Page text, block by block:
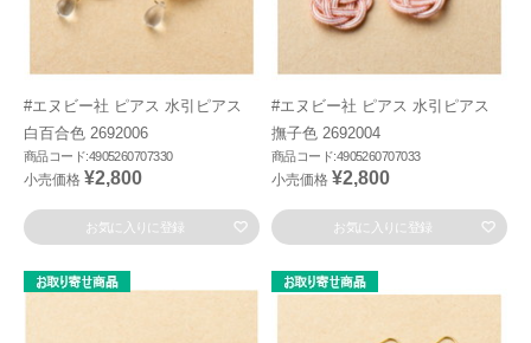
#エヌビー社 ピアス 水引ピアス
白百合色 2692006
商品コード:4905260707330
小売価格 ¥2,800
お気に入りに登録
#エヌビー社 ピアス 水引ピアス
撫子色 2692004
商品コード:4905260707033
小売価格 ¥2,800
お気に入りに登録